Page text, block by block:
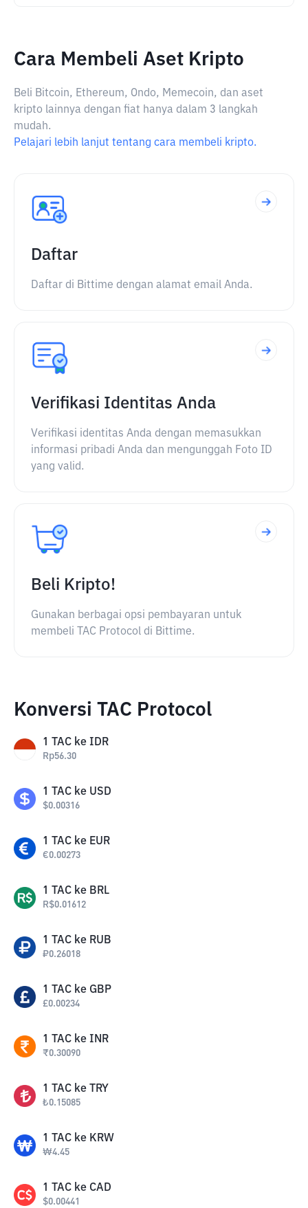
Cara Membeli Aset Kripto
Beli Bitcoin, Ethereum, Ondo, Memecoin, dan aset
kripto lainnya dengan fiat hanya dalam 3 langkah
mudah.
Pelajari lebih lanjut tentang cara membeli kripto.
Daftar
Daftar di Bittime dengan alamat email Anda.
Verifikasi Identitas Anda
Verifikasi identitas Anda dengan memasukkan
informasi pribadi Anda dan mengunggah Foto ID
yang valid.
Beli Kripto!
Gunakan berbagai opsi pembayaran untuk
membeli TAC Protocol di Bittime.
Konversi TAC Protocol
1 TAC ke IDR
Rp56.30
1 TAC ke USD
$0.00316
1 TAC ke EUR
€0.00273
1 TAC ke BRL
R$0.01612
1 TAC ke RUB
₽0.26018
1 TAC ke GBP
£0.00234
1 TAC ke INR
₹0.30090
1 TAC ke TRY
₺0.15085
1 TAC ke KRW
₩4.45
1 TAC ke CAD
$0.00441